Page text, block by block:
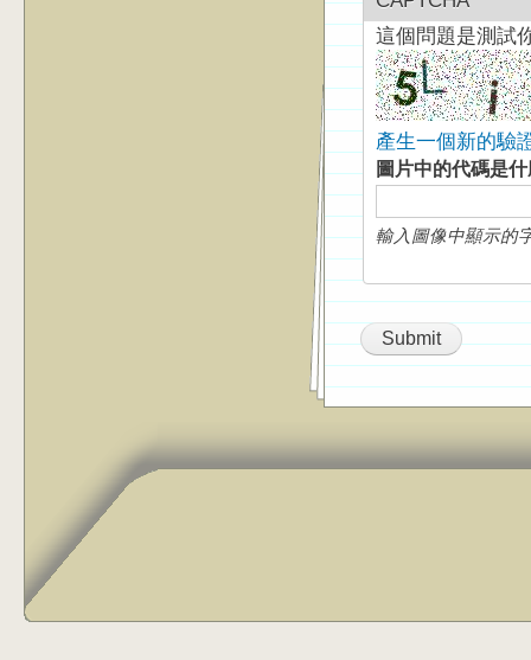
這個問題是測試
產生一個新的驗
圖片中的代碼是
輸入圖像中顯示的